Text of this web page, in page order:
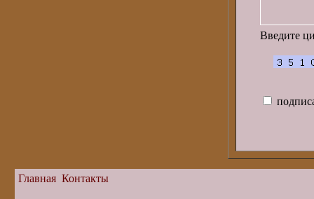
Введите
Главная Контакты